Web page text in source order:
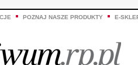
POZNAJ NASZE PRODUKTY E-